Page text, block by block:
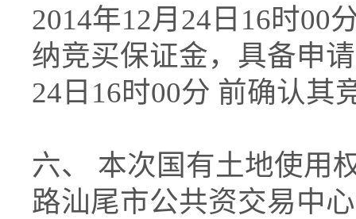
2014年12月24日16时00
纳竞买保证金，具备申
24日16时00分 前确认其
六、 本次国有土地使用
路汕尾市公共资交易中